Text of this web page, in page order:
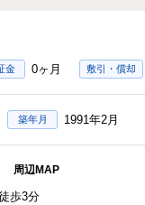
金 0ヶ月 敷引・償却
築年月 1991年2月
周辺MAP
歩3分